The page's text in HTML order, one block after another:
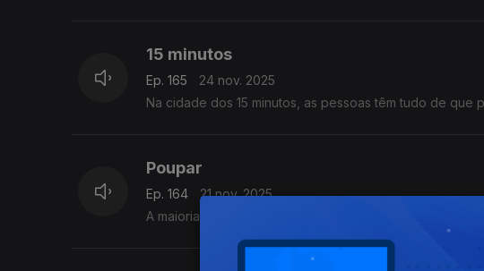
15 minutos
Ep. 165
24 nov. 2025
Na cidade dos 15 minutos, as pessoas têm tudo de que
Poupar
Ep. 164
21 nov. 2025
A maioria dos portugueses considera que poupar é